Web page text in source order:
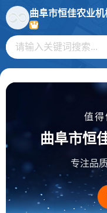
曲阜市恒佳农业
值
曲阜市恒
专注品
对辊式家用